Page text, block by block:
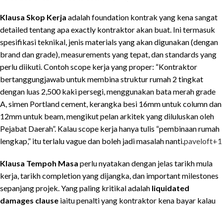
Klausa Skop Kerja adalah foundation kontrak yang kena sangat
detailed tentang apa exactly kontraktor akan buat. Ini termasuk
spesifikasi teknikal, jenis materials yang akan digunakan (dengan
brand dan grade), measurements yang tepat, dan standards yang
perlu diikuti. Contoh scope kerja yang proper: “Kontraktor
bertanggungjawab untuk membina struktur rumah 2 tingkat
dengan luas 2,500 kaki persegi, menggunakan bata merah grade
A, simen Portland cement, kerangka besi 16mm untuk column dan
12mm untuk beam, mengikut pelan arkitek yang diluluskan oleh
Pejabat Daerah”. Kalau scope kerja hanya tulis “pembinaan rumah
lengkap,” itu terlalu vague dan boleh jadi masalah nanti.paveloft+1
Klausa Tempoh Masa perlu nyatakan dengan jelas tarikh mula
kerja, tarikh completion yang dijangka, dan important milestones
sepanjang projek. Yang paling kritikal adalah liquidated
damages clause iaitu penalti yang kontraktor kena bayar kalau